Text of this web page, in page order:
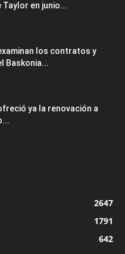
en junio...
los contratos y
Baskonia...
ya la renovación a
2647
1791
642